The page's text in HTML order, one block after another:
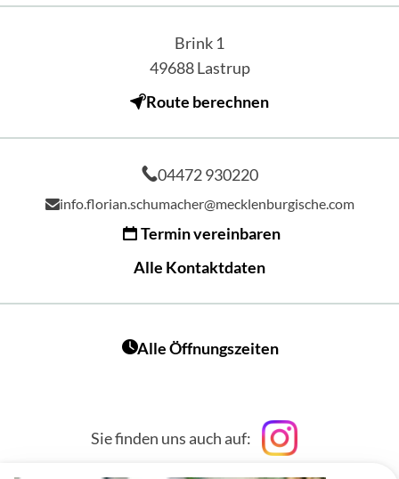
Brink 1
49688 Lastrup
Route berechnen
04472 930220
info.florian.schumacher@mecklenburgische.com
Termin vereinbaren
Alle Kontaktdaten
Alle Öffnungszeiten
Sie finden uns auch auf: